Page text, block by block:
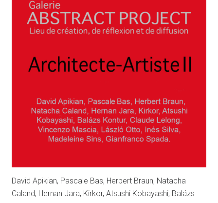
David Apikian, Pascale Bas, Herbert Braun, Natacha
Caland, Hernan Jara, Kirkor, Atsushi Kobayashi, Balázs